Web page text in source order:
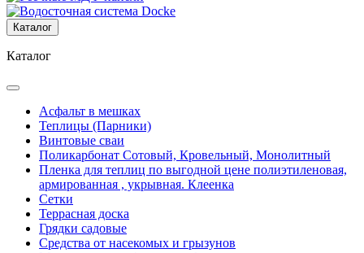
Каталог
Каталог
Асфальт в мешках
Теплицы (Парники)
Винтовые сваи
Поликарбонат Сотовый, Кровельный, Монолитный
Пленка для теплиц по выгодной цене полиэтиленовая,
армированная , укрывная. Клеенка
Сетки
Террасная доска
Грядки садовые
Средства от насекомых и грызунов